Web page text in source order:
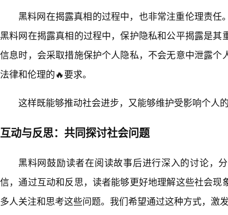
黑料网在揭露真相的过程中，也非常注重伦理责任
黑料网在揭露真相的过程中，保护隐私和公平揭露是其
信息时，会采取措施保护个人隐私，不会无意中泄露个
法律和伦理的🔥要求。
这样既能够推动社会进步，又能够维护受影响个人
互动与反思：共同探讨社会问题
黑料网鼓励读者在阅读故事后进行深入的讨论，
信，通过互动和反思，读者能够更好地理解这些社会现
多人关注和思考这些问题。我们希望通过这种方式，激